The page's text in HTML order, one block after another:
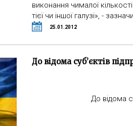
виконання чималої
тієї чи іншої галузі», -
25.01.2012
До відома суб’єктів
До відома